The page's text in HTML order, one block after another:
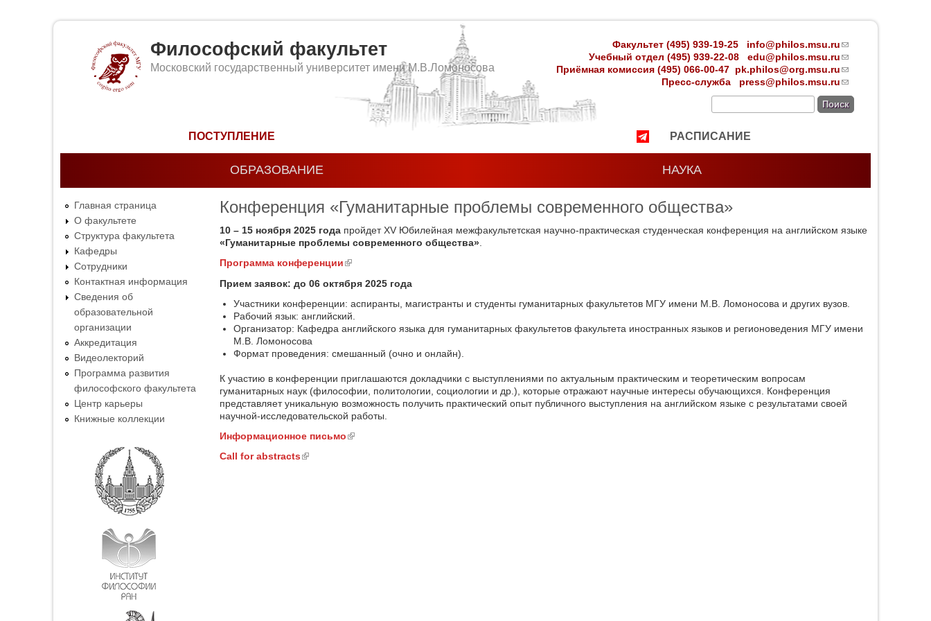
Философский факультет
Московский государственный университет имени М.В.Ломоносова
Факультет (495) 939-19-25 info@philos.msu.ru
e-mail)
Учебный отдел (495) 939-22-08 edu@philos.msu.ru
e-mail)
Приёмная комиссия (495) 066-00-47 pk.philos@org.msu.ru
e-mail)
Пресс-служба press@philos.msu.ru
sends
e-mail)
ПОСТУПЛЕНИЕ РАСПИСАНИЕ
ОБРАЗОВАНИЕ НАУКА
Главная страница
О факультете
Структура факультета
Кафедры
Сотрудники
Контактная информация
Сведения об
образовательной
организации
Аккредитация
Видеолекторий
Программа развития
философского факультета
Центр карьеры
Книжные коллекции
Конференция «Гуманитарные проблемы современного общества»
10 – 15 ноября 2025 года пройдет XV Юбилейная межфакультетская научно-практическая студенческая конференция на английском языке
«Гуманитарные проблемы современного общества»
Программа конференции(link is external)
Прием заявок: до 06 октября 2025 года
Участники конференции: аспиранты, магистранты и студенты гуманитарных факультетов МГУ имени М.В. Ломоносова и других вузов.
Рабочий язык: английский.
Организатор: Кафедра английского языка для гуманитарных факультетов факультета иностранных языков и регионоведения МГУ имени
М.В. Ломоносова
Формат проведения: смешанный (очно и онлайн).
К участию в конференции приглашаются докладчики с выступлениями по актуальным практическим и теоретическим вопросам
гуманитарных наук (философии, политологии, социологии и др.), которые отражают научные интересы обучающихся. Конференция
представляет уникальную возможность получить практический опыт публичного выступления на английском языке с результатами своей
научной-исследовательской работы.
Информационное письмо(link is external)
Call for abstracts(link is external)